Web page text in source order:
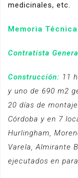
medicinales, etc.
Memoria
Contratista
Construcción: 11
y uno de 690 m2
20 días de
Córdoba y en 7
Hurlingham,
Varela, Almirante
ejecutados en